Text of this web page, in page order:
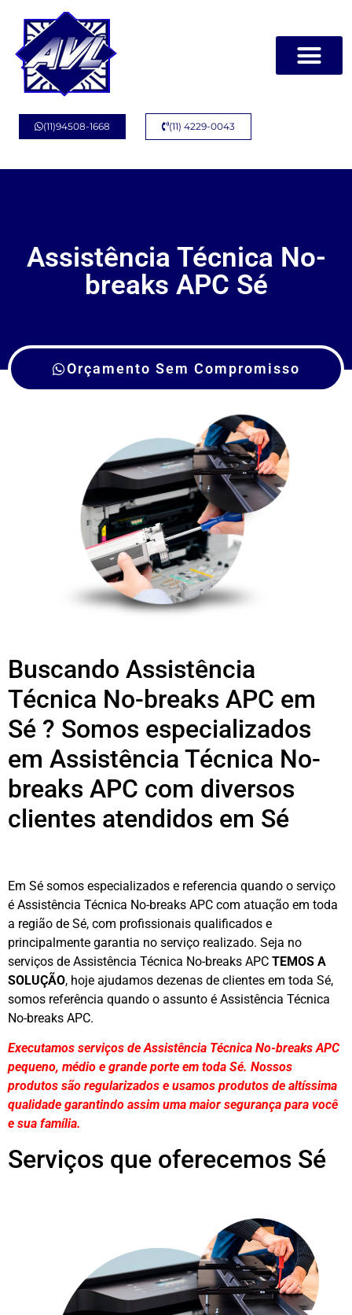
(11)94508-1668 (11) 4229-0043
Assistência Técnica No-
breaks APC Sé
Orçamento Sem Compromisso
Buscando Assistência
Técnica No-breaks APC em
Sé ? Somos especializados
em Assistência Técnica No-
breaks APC com diversos
clientes atendidos em Sé
Em Sé somos especializados e referencia quando o serviço
é Assistência Técnica No-breaks APC com atuação em toda
a região de Sé, com profissionais qualificados e
principalmente garantia no serviço realizado. Seja no
serviços de Assistência Técnica No-breaks APC TEMOS A
SOLUÇÃO, hoje ajudamos dezenas de clientes em toda Sé,
somos referência quando o assunto é Assistência Técnica
No-breaks APC.
Executamos serviços de Assistência Técnica No-breaks APC
pequeno, médio e grande porte em toda Sé. Nossos
produtos são regularizados e usamos produtos de altíssima
qualidade garantindo assim uma maior segurança para você
e sua família.
Serviços que oferecemos Sé